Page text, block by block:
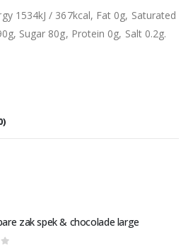
1534kJ / 367kcal, Fat 0g, Saturated
Sugar 80g, Protein 0g, Salt 0.2g.
zak spek & chocolade large